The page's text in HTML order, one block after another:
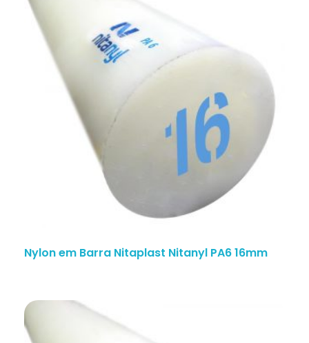
Nylon em Barra Nitaplast Nitanyl PA6 16mm